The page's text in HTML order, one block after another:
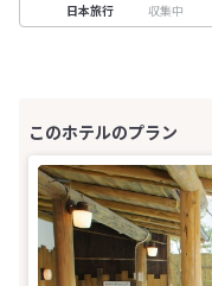
日本旅行 収集中